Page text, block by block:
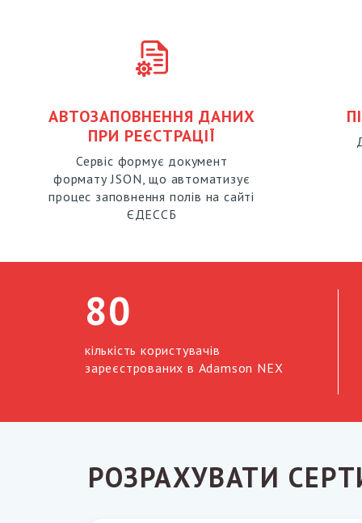
АВТОЗАПОВНЕННЯ ДАНИХ
ПРИ РЕЄСТРАЦІЇ
Сервіс формує документ
формату JSON, що автоматизує
процес заповнення полів на сайті
ЄДЕССБ
80
кількість користувачів
зареєстрованих в Adamson NEX
РОЗРАХУВАТИ